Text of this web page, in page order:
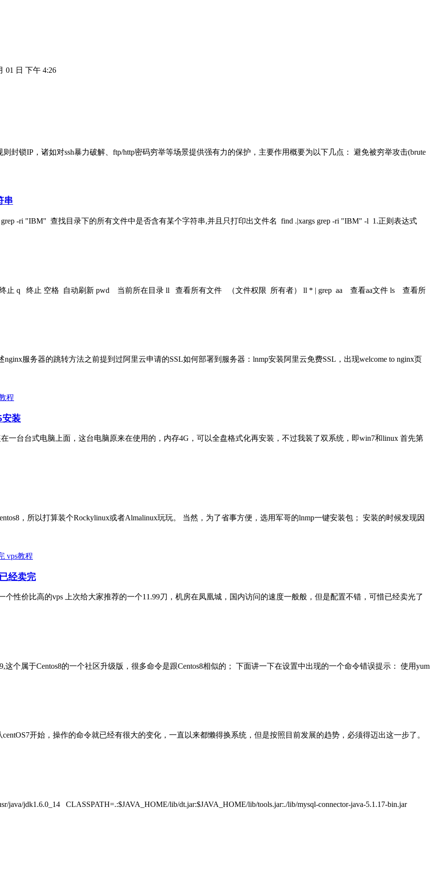
01 日 下午 4:26
封锁IP，诸如对ssh暴力破解、ftp/http密码穷举等场景提供强有力的保护，主要作用概要为以下几点： 避免被穷举攻击(brute
串
-ri "IBM" 查找目录下的所有文件中是否含有某个字符串,并且只打印出文件名 find .|xargs grep -ri "IBM" -l 1.正则表达式
止 q 终止 空格 自动刷新 pwd 当前所在目录 ll 查看所有文件 （文件权限 所有者） ll * | grep aa 查看aa文件 ls 查看所
服务器的跳转方法之前提到过阿里云申请的SSL如何部署到服务器：lnmp安装阿里云免费SSL，出现welcome to nginx页
程
安装
一台台式电脑上面，这台电脑原来在使用的，内存4G，可以全盘格式化再安装，不过我装了双系统，即win7和linux 首先第
，所以打算装个Rockylinux或者Almalinux玩玩。 当然，为了省事方便，选用军哥的lnmp一键安装包； 安装的时候发现因
vps教程
经卖完
个性价比高的vps 上次给大家推荐的一个11.99刀，机房在凤凰城，国内访问的速度一般般，但是配置不错，可惜已经卖光了
个属于Centos8的一个社区升级版，很多命令是跟Centos8相似的； 下面讲一下在设置中出现的一个命令错误提示： 使用yum
开始，操作的命令就已经有很大的变化，一直以来都懒得换系统，但是按照目前发展的趋势，必须得迈出这一步了。
jdk1.6.0_14 CLASSPATH=.:$JAVA_HOME/lib/dt.jar:$JAVA_HOME/lib/tools.jar:./lib/mysql-connector-java-5.1.17-bin.jar